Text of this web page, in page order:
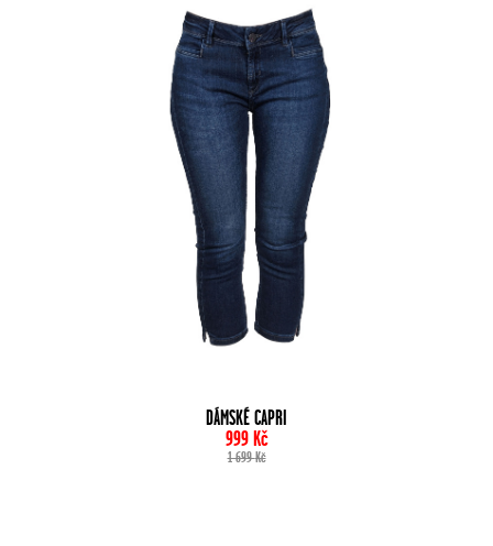
DÁMSKÉ CAPRI
999Kč
1 699Kč